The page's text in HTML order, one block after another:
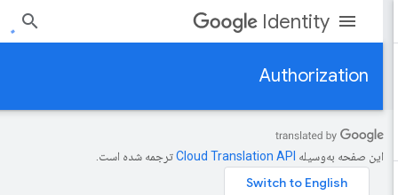
Identity
Authorization
این صفحه به‌وسیله ترجمه شده است.